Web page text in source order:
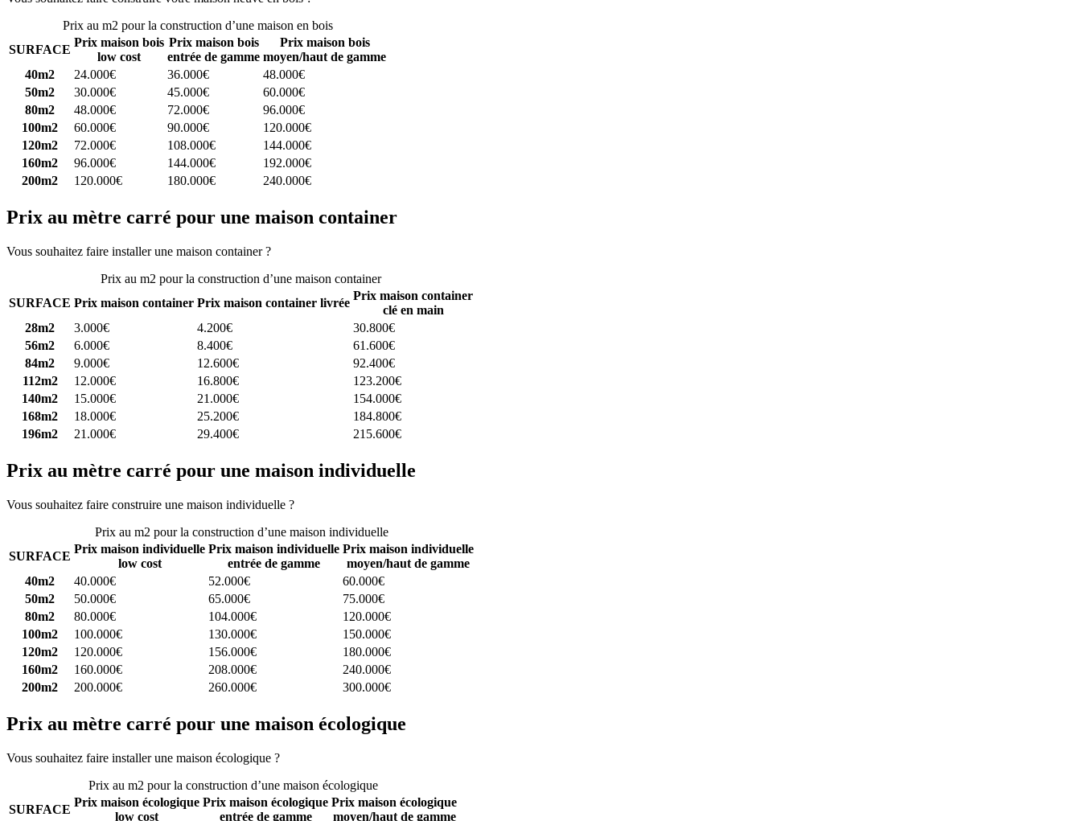
Prix au m2 pour la construction d’une maison en bois
SURFACE
Prix maison bois
low cost
Prix maison bois
entrée de gamme
Prix maison bois
moyen/haut de gamme
40m2
24.000€ 36.000€
48.000€
50m2
30.000€ 45.000€
60.000€
80m2
48.000€ 72.000€
96.000€
100m2
60.000€ 90.000€
120.000€
120m2
72.000€ 108.000€
144.000€
160m2
96.000€ 144.000€
192.000€
200m2
120.000€ 180.000€ 240.000€
Prix au mètre carré pour une maison container
Vous souhaitez faire installer une maison container ?
Prix au m2 pour la construction d’une maison container
SURFACE Prix maison container Prix maison container livrée
Prix maison container
clé en main
28m2
3.000€ 4.200€
30.800€
56m2
6.000€ 8.400€
61.600€
84m2
9.000€ 12.600€
92.400€
112m2
12.000€ 16.800€
123.200€
140m2
15.000€ 21.000€
154.000€
168m2
18.000€ 25.200€
184.800€
196m2
21.000€ 29.400€ 215.600€
Prix au mètre carré pour une maison individuelle
Vous souhaitez faire construire une maison individuelle ?
Prix au m2 pour la construction d’une maison individuelle
SURFACE
Prix maison individuelle
low cost
Prix maison individuelle
entrée de gamme
Prix maison individuelle
moyen/haut de gamme
40m2
40.000€ 52.000€
60.000€
50m2
50.000€ 65.000€
75.000€
80m2
80.000€ 104.000€
120.000€
100m2
100.000€ 130.000€
150.000€
120m2
120.000€ 156.000€
180.000€
160m2
160.000€ 208.000€
240.000€
200m2
200.000€ 260.000€ 300.000€
Prix au mètre carré pour une maison écologique
Vous souhaitez faire installer une maison écologique ?
Prix au m2 pour la construction d’une maison écologique
SURFACE
Prix maison écologique
low cost
Prix maison écologique
entrée de gamme
Prix maison écologique
moyen/haut de gamme